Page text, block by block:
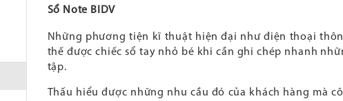
Sổ Note BIDV
Những phương tiện kĩ thuật hiện đại như điện thoại
thế được chiếc sổ tay nhỏ bé khi cần ghi chép nhanh
tập.
Thấu hiểu được những nhu cầu đó của khách hàng mà